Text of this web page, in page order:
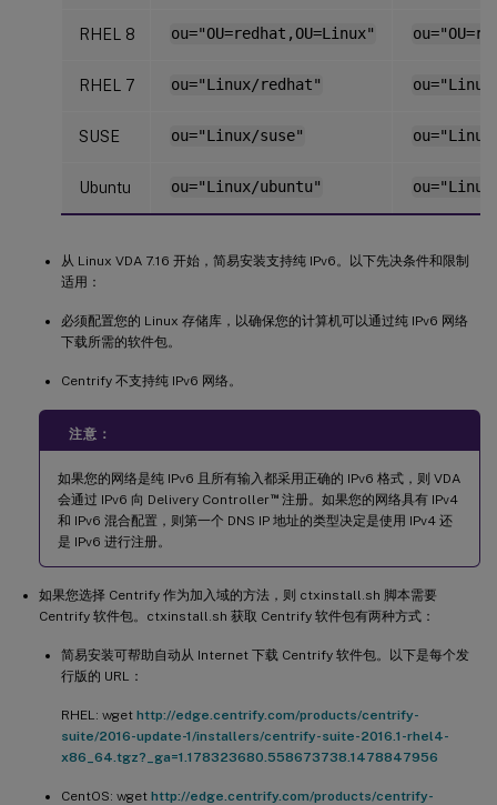
RHEL 8 ou="OU=redhat,OU=Linux"
RHEL 7 ou="Linux/redhat"
SUSE ou="Linux/suse"
Ubuntu ou="Linux/ubuntu"
从 Linux VDA 7.16 开始，简易安装支持纯 IPv6。以下先决条件和限制
适用：
必须配置您的 Linux 存储库，以确保您的计算机可以通过纯 IPv6 网络
下载所需的软件包。
Centrify 不支持纯 IPv6 网络。
注意：
如果您的网络是纯 IPv6 且所有输入都采用正确的 IPv6 格式，则 VDA
会通过 IPv6 向 Delivery Controller™注册。如果您的网络具有 IPv4
和 IPv6 混合配置，则第一个 DNS IP 地址的类型决定是使用 IPv4 还
是 IPv6 进行注册。
如果您选择 Centrify 作为加入域的方法，则 ctxinstall.sh 脚本需要
Centrify 软件包。ctxinstall.sh 获取 Centrify 软件包有两种方式：
简易安装可帮助自动从 Internet 下载 Centrify 软件包。以下是每个发
行版的 URL：
RHEL: wget http://edge.centrify.com/products/centrify-
suite/2016-update-1/installers/centrify-suite-2016.1-rhel4-
x86_64.tgz?_ga=1.178323680.558673738.1478847956
CentOS: wget http://edge.centrify.com/products/centrify-